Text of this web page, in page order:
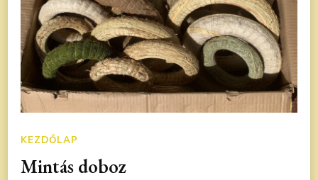
KEZDŐLAP
Mintás doboz